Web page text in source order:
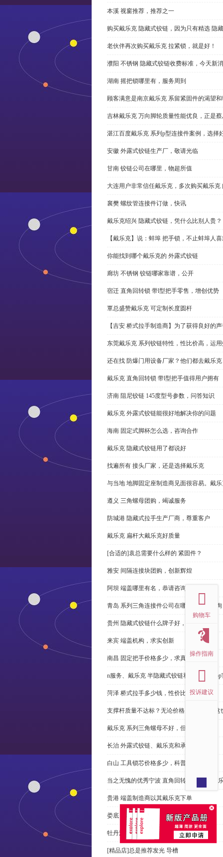
本溪 视窗推荐，推荐之一
购买戴乐克 隐藏式铰链，因为只有精选 隐
老伙伴再次购买戴乐克 拉紧锁，就是好！
濮阳 不锈钢 隐藏式铰链收费标准，今天新
湖南 摇把锁哪里有，服务周到
顾客满意是南京戴乐克 系留紧固件的渴望
吉林戴乐克 万向脚轮质量性能优良，正是
湛江百度戴乐克 系列p型连接件案例，选择
安徽 外露式铰链生产厂，敬请光临
甘南 铰链公司在哪里，物超所值
大连用户非常信任戴乐克，多次购买戴乐克
襄樊 螺纹管连接件订做，快讯
戴乐克绍兴 隐藏式铰链，凭什么比别人贵？
【戴乐克】说：蚌埠 把手锁，不止蚌埠人
你能找到哪个戴乐克的 外露式铰链
廊坊 不锈钢 铰链哪家靠谱，公开
宿迁 直角回转锁 带l型把手零售，增创优势
覃总盛赞戴乐克 可定制长度圆杆
【吉安 桥式拉手制造商】为了获得良好的
东莞戴乐克 系列铰链特性，性比价高，运
还在找 防爆门用设备厂家？他们都去戴乐克
戴乐克 直角回转锁 带l型把手值得用户拥有
济南 阻尼铰链 145度型号参数，问答知识
戴乐克 外露式铰链能很好地解决你的问题
海南 固定式脚杯怎么选，咨询合作
戴乐克 隐藏式铰链用了都说好
找遍所有 接头厂家，还是选择戴乐克
与当地 地脚固定座制造商见面很容易。戴
遵义 三角螺母团购，竭诚服务
防城港 隐藏式拉手生产厂商，尊重客户
戴乐克 扁杆大戴乐克好质量
[合适的]袁总需要什么样的 紧固件？
雅安 间隔连接块团购，创新辉煌
阿坝 端盖哪里有名，恭请咨询
青岛 系列三角连接件公司在哪里，免费咨询
贵州 隐藏式铰链什么牌子好，恭请来电
来宾 端盖机构，求实创新
南昌 固定把手价格多少，求真务实
n服务、戴乐克 半隐藏式铰链和米乐体育
菏泽 桥式拉手多少钱，性价比高
支撑杆质量不达标？无论价格多么便宜，这
戴乐克 系列三角螺母不好，但更好
长治 外露式铰链、戴乐克和承诺戴乐克
白山 工具锁芯价格多少，科普
当之无愧的优秀宁波 直角回转锁制造商-戴
贵港 端盖制造商以其戴乐克下单
娄底 塑料密封条、戴乐克和承诺戴乐克
牡丹江 拉手有哪些，正道经营
[精品店]总是推荐发光 导槽
购物车
操作指南
投诉建议